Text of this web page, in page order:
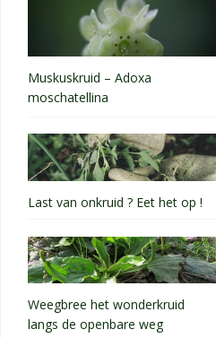
Muskuskruid – Adoxa
moschatellina
Last van onkruid ? Eet het op !
Weegbree het wonderkruid
langs de openbare weg